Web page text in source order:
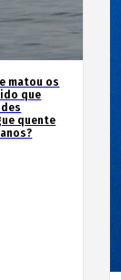
matou os
que
quente